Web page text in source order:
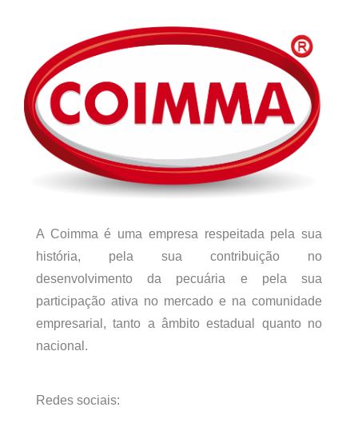
A Coimma é uma empresa respeitada pela sua
história, pela sua contribuição no
desenvolvimento da pecuária e pela sua
participação ativa no mercado e na comunidade
empresarial, tanto a âmbito estadual quanto no
nacional.
Redes sociais: